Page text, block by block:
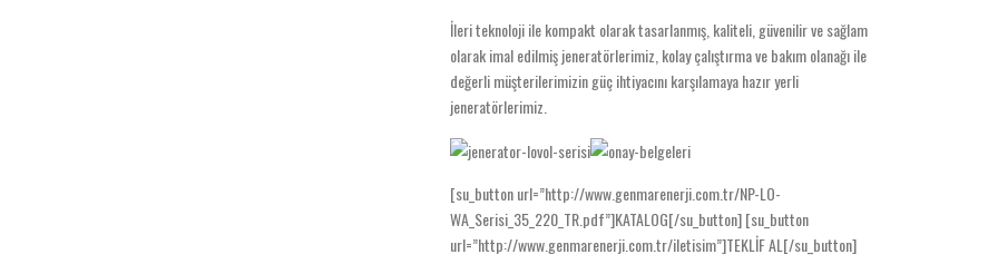
İleri teknoloji ile kompakt olarak tasarlanmış, kaliteli, güvenilir ve sağlam
olarak imal edilmiş jeneratörlerimiz, kolay çalıştırma ve bakım olanağı ile
değerli müşterilerimizin güç ihtiyacını karşılamaya hazır yerli
jeneratörlerimiz.
[su_button url=”http://www.genmarenerji.com.tr/NP-LO-
WA_Serisi_35_220_TR.pdf”]KATALOG[/su_button] [su_button
url=”http://www.genmarenerji.com.tr/iletisim”]TEKLİF AL[/su_button]